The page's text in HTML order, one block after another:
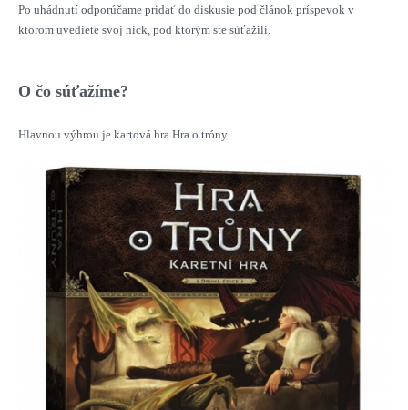
Po uhádnutí odporúčame pridať do diskusie pod článok príspevok v
ktorom uvediete svoj nick, pod ktorým ste súťažili.
O čo súťažíme?
Hlavnou výhrou je kartová hra Hra o tróny.